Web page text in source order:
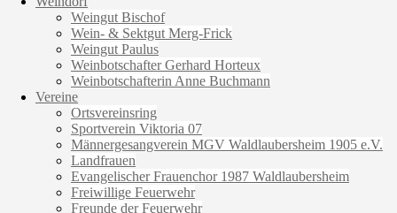
Weingut Bischof
Wein- & Sektgut Merg-Frick
Weingut Paulus
Weinbotschafter Gerhard Horteux
Weinbotschafterin Anne Buchmann
Vereine
Ortsvereinsring
Sportverein Viktoria 07
Männergesangverein MGV Waldlaubersheim 1905 e.V.
Landfrauen
Evangelischer Frauenchor 1987 Waldlaubersheim
Freiwillige Feuerwehr
Freunde der Feuerwehr